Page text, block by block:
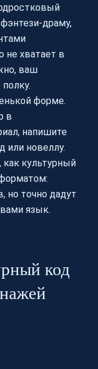
драму,
не хватает в
ваш
форме.
в
напишите
или новеллу.
культурный
но точно дадут
язык.
код